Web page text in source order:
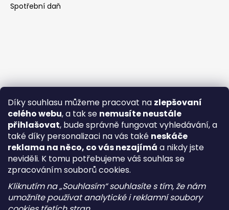
Díky souhlasu můžeme pracovat na zlepšovaní
celého webu, a tak se nemusíte neustále
přihlašovat, bude správně fungovat vyhledávání, a
také díky personalizaci na vás také neskáče
reklama na něco, co vás nezajímá a nikdy jste
neviděli. K tomu potřebujeme váš souhlas se
zpracováním souborů cookies.
Kliknutím na „Souhlasím“ souhlasíte s tím, že nám
umožníte používat analytické i reklamní soubory
Spotřební daň